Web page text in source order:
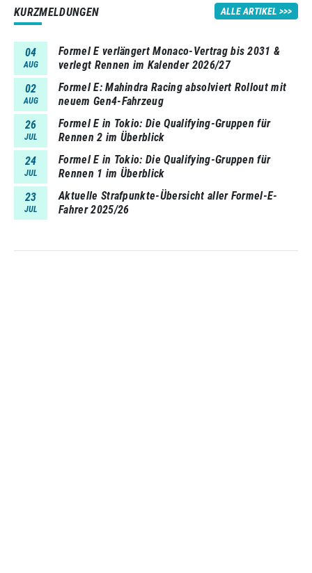
KURZMELDUNGEN ALLE ARTIKEL
04
AUG
Formel E verlängert Monaco-Vertrag bis 2031 &
verlegt Rennen im Kalender 2026/27
02
AUG
Formel E: Mahindra Racing absolviert Rollout mit
neuem Gen4-Fahrzeug
26
JUL
Formel E in Tokio: Die Qualifying-Gruppen für
Rennen 2 im Überblick
24
JUL
Formel E in Tokio: Die Qualifying-Gruppen für
Rennen 1 im Überblick
23
JUL
Aktuelle Strafpunkte-Übersicht aller Formel-E-
Fahrer 2025/26